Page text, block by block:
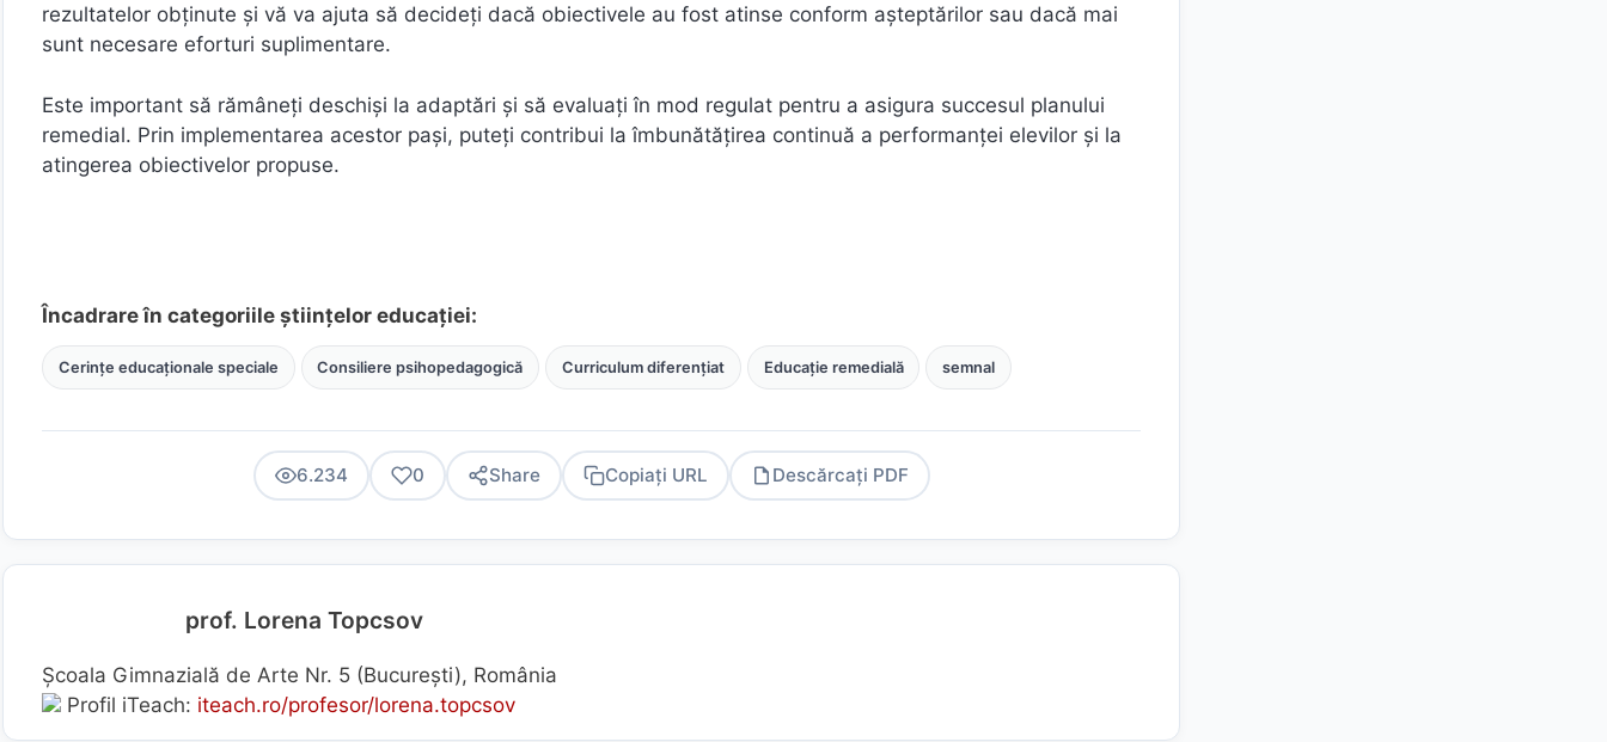
rezultatelor obținute și vă va ajuta să decideți dacă obiectivele au fost atinse conform așteptărilor sau dacă mai
sunt necesare eforturi suplimentare.
Este important să rămâneți deschiși la adaptări și să evaluați în mod regulat pentru a asigura succesul planului
remedial. Prin implementarea acestor pași, puteți contribui la îmbunătățirea continuă a performanței elevilor și la
atingerea obiectivelor propuse.
Încadrare în categoriile științelor educației:
Cerințe educaționale speciale Consiliere psihopedagogică Curriculum diferențiat Educație remedială semnal
6.234 0 Share Copiați URL Descărcați PDF
prof. Lorena Topcsov
Școala Gimnazială de Arte Nr. 5 (Bucureşti), România
Profil iTeach: iteach.ro/profesor/lorena.topcsov